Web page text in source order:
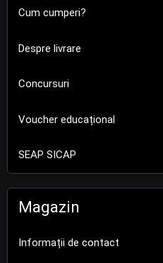
Cum cumperi?
Despre livrare
Concursuri
Voucher educațional
SEAP SICAP
Magazin
Informații de contact